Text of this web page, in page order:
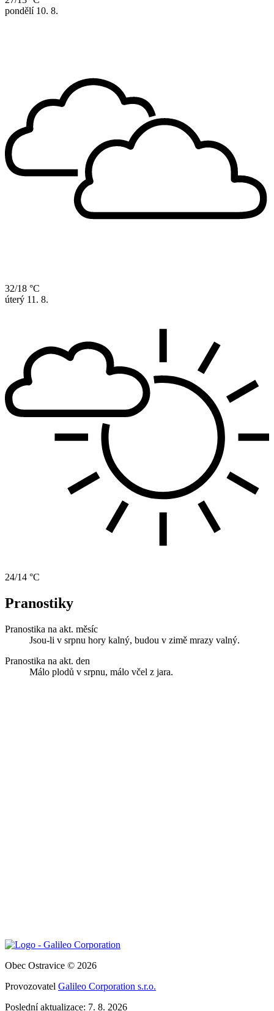
pondělí 10. 8.
32/18 °C
úterý 11. 8.
24/14 °C
Pranostiky
Pranostika na akt. měsíc
Jsou-li v srpnu hory kalný, budou v zimě mrazy valný.
Pranostika na akt. den
Málo plodů v srpnu, málo včel z jara.
Obec Ostravice © 2026
Provozovatel Galileo Corporation s.r.o.
Poslední aktualizace: 7. 8. 2026